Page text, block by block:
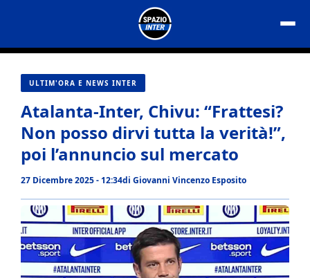
contenuto
ULTIM'ORA E NEWS INTER
Atalanta-Inter, Chivu: “Frattesi?
Non posso dirvi tutta la verità!”,
poi l’annuncio sul mercato
27 Dicembre 2025 - 12:34di Giovanni Vincenzo Esposito